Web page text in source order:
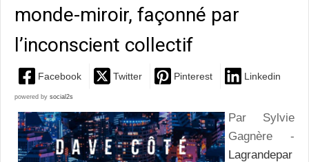
monde-miroir, façonné par
l’inconscient collectif
Facebook Twitter Pinterest Linkedin
powered by social2s
Par Sylvie
Gagnère -
Lagrandepar